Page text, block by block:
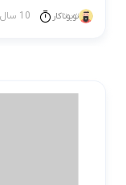
تویوتاکار 10 سال پیش